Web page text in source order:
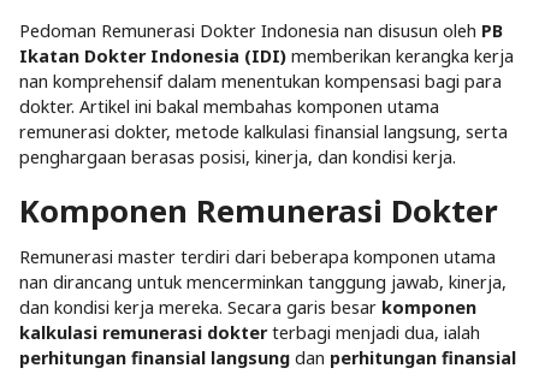
Pedoman Remunerasi Dokter Indonesia nan disusun oleh PB
Ikatan Dokter Indonesia (IDI) memberikan kerangka kerja
nan komprehensif dalam menentukan kompensasi bagi para
dokter. Artikel ini bakal membahas komponen utama
remunerasi dokter, metode kalkulasi finansial langsung, serta
penghargaan berasas posisi, kinerja, dan kondisi kerja.​
Komponen Remunerasi Dokter
Remunerasi master terdiri dari beberapa komponen utama
nan dirancang untuk mencerminkan tanggung jawab, kinerja,
dan kondisi kerja mereka. Secara garis besar komponen
kalkulasi remunerasi dokterterbagi menjadi dua, ialah
perhitungan finansial langsung dan perhitungan finansial